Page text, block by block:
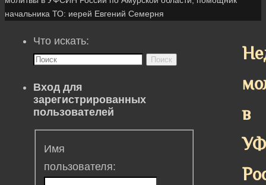
начальника ТО: иерей Евгений Семерня
в
Что искать:
Поиск
Вход для
зарегистрированных
пользователей
Имя
пользователя: